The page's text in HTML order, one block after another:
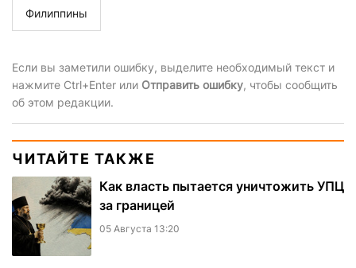
Филиппины
Если вы заметили ошибку, выделите необходимый текст и
нажмите Ctrl+Enter или Отправить ошибку, чтобы сообщить
об этом редакции.
ЧИТАЙТЕ ТАКЖЕ
Как власть пытается уничтожить УПЦ
за границей
05 Августа 13:20